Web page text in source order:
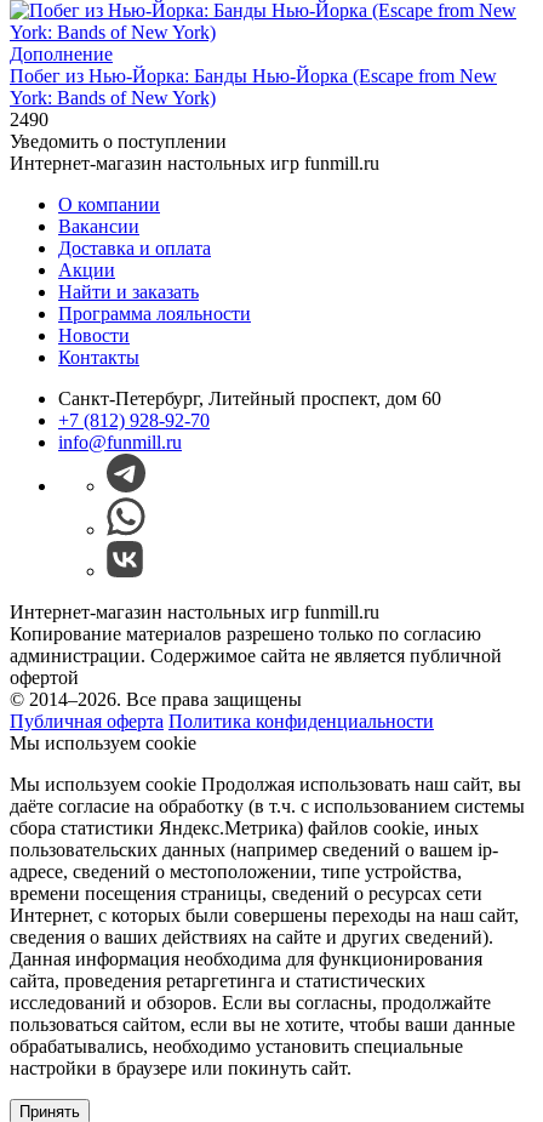
Дополнение
Побег из Нью-Йорка: Банды Нью-Йорка (Escape from New
York: Bands of New York)
2490
Уведомить о поступлении
Интернет-магазин настольных игр funmill.ru
О компании
Вакансии
Доставка и оплата
Акции
Найти и заказать
Программа лояльности
Новости
Контакты
Санкт-Петербург, Литейный проспект, дом 60
+7 (812) 928-92-70
info@funmill.ru
Интернет-магазин настольных игр funmill.ru
Копирование материалов разрешено только по согласию
администрации. Содержимое сайта не является публичной
офертой
© 2014–2026. Все права защищены
Публичная оферта Политика конфиденциальности
Мы используем cookie
Мы используем cookie Продолжая использовать наш cайт, вы
даёте согласие на обработку (в т.ч. с использованием системы
сбора статистики Яндекс.Метрика) файлов cookie, иных
пользовательских данных (например сведений о вашем ip-
адресе, сведений о местоположении, типе устройства,
времени посещения страницы, сведений о ресурсах сети
Интернет, с которых были совершены переходы на наш сайт,
сведения о ваших действиях на сайте и других сведений).
Данная информация необходима для функционирования
сайта, проведения ретаргетинга и статистических
исследований и обзоров. Если вы согласны, продолжайте
пользоваться сайтом, если вы не хотите, чтобы ваши данные
обрабатывались, необходимо установить специальные
настройки в браузере или покинуть сайт.
Принять